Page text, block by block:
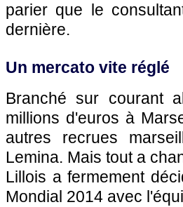
parier que le
dernière.
Un mercato vite réglé
Branché sur courant
millions d'euros à
autres recrues
Lemina. Mais tout a
Lillois a fermement
Mondial 2014 avec